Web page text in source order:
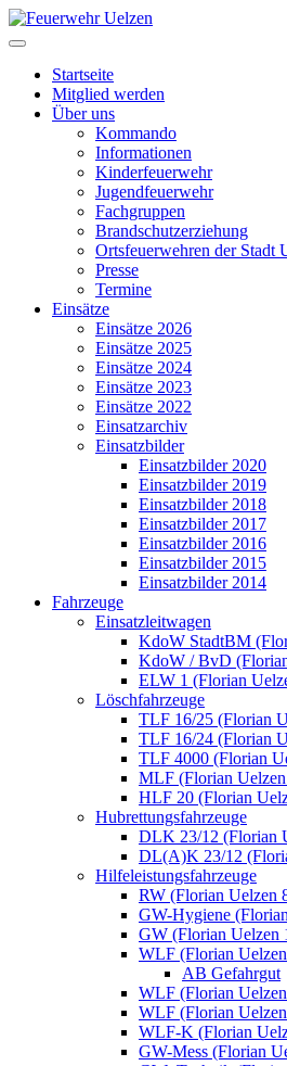
Startseite
Mitglied werden
Über uns
Kommando
Informationen
Kinderfeuerwehr
Jugendfeuerwehr
Fachgruppen
Brandschutzerziehung
Ortsfeuerwehren der Stadt
Presse
Termine
Einsätze
Einsätze 2026
Einsätze 2025
Einsätze 2024
Einsätze 2023
Einsätze 2022
Einsatzarchiv
Einsatzbilder
Einsatzbilder 2020
Einsatzbilder 2019
Einsatzbilder 2018
Einsatzbilder 2017
Einsatzbilder 2016
Einsatzbilder 2015
Einsatzbilder 2014
Fahrzeuge
Einsatzleitwagen
KdoW StadtBM
KdoW / BvD
ELW 1 (Florian
Löschfahrzeuge
TLF 16/25 (Florian
TLF 16/24 (Florian
TLF 4000 (Florian
MLF (Florian
HLF 20 (Florian
Hubrettungsfahrzeuge
DLK 23/12 (Florian
DL(A)K 23/12
Hilfeleistungsfahrzeuge
RW (Florian Uelzen
GW-Hygiene
GW (Florian Uelzen
WLF (Florian
AB Gefahrgut
WLF (Florian
WLF (Florian
WLF-K (Florian
GW-Mess (Florian